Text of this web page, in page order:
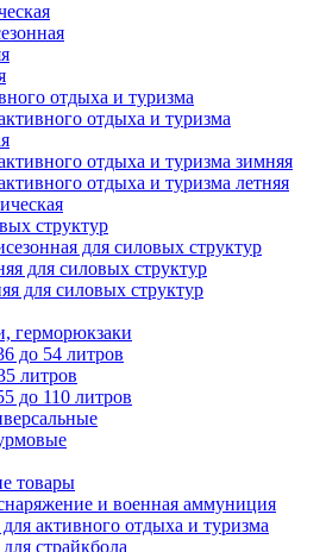
отдыха и туризма
отдыха и туризма
отдыха и туризма зимняя
отдыха и туризма летняя
структур
для силовых структур
для силовых структур
для силовых структур
герморюкзаки
до 54 литров
литров
до 110 литров
товары
и военная аммуниция
активного отдыха и туризма
страйкбола